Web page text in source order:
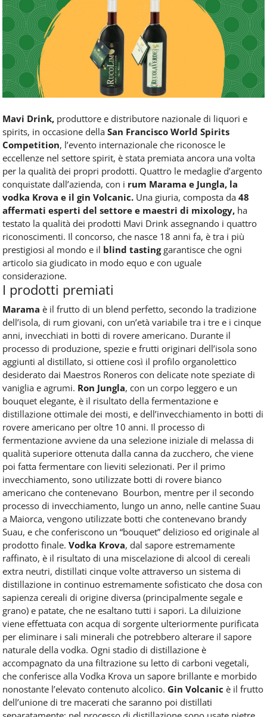
Service
e
tutte
le
novità
del
comparto
Mavi Drink, produttore e distributore nazionale di liquori e
spirits, in occasione della San Francisco World Spirits
Competition, l’evento internazionale che riconosce le
eccellenze nel settore spirit, è stata premiata ancora una volta
per la qualità dei propri prodotti. Quattro le medaglie d’argento
conquistate dall’azienda, con i rum Marama e Jungla, la
vodka Krova e il gin Volcanic. Una giuria, composta da 48
affermati esperti del settore e maestri di mixology, ha
testato la qualità dei prodotti Mavi Drink assegnando i quattro
riconoscimenti. Il concorso, che nasce 18 anni fa, è tra i più
prestigiosi al mondo e il blind tastinggarantisce che ogni
articolo sia giudicato in modo equo e con uguale
considerazione.
I prodotti premiati
Marama è il frutto di un blend perfetto, secondo la tradizione
dell’isola, di rum giovani, con un’età variabile tra i tre e i cinque
anni, invecchiati in botti di rovere americano. Durante il
processo di produzione, spezie e frutti originari dell’isola sono
aggiunti al distillato, si ottiene così il profilo organolettico
desiderato dai Maestros Roneros con delicate note speziate di
vaniglia e agrumi. Ron Jungla, con un corpo leggero e un
bouquet elegante, è il risultato della fermentazione e
distillazione ottimale dei mosti, e dell’invecchiamento in botti di
rovere americano per oltre 10 anni. Il processo di
fermentazione avviene da una selezione iniziale di melassa di
qualità superiore ottenuta dalla canna da zucchero, che viene
poi fatta fermentare con lieviti selezionati. Per il primo
invecchiamento, sono utilizzate botti di rovere bianco
americano che contenevano Bourbon, mentre per il secondo
processo di invecchiamento, lungo un anno, nelle cantine Suau
a Maiorca, vengono utilizzate botti che contenevano brandy
Suau, e che conferiscono un “bouquet” delizioso ed originale al
prodotto finale. Vodka Krova, dal sapore estremamente
raffinato, è il risultato di una miscelazione di alcool di cereali
extra neutri, distillati cinque volte attraverso un sistema di
distillazione in continuo estremamente sofisticato che dosa con
sapienza cereali di origine diversa (principalmente segale e
grano) e patate, che ne esaltano tutti i sapori. La diluizione
viene effettuata con acqua di sorgente ulteriormente purificata
per eliminare i sali minerali che potrebbero alterare il sapore
naturale della vodka. Ogni stadio di distillazione è
accompagnato da una filtrazione su letto di carboni vegetali,
che conferisce alla Vodka Krova un sapore brillante e morbido
nonostante l’elevato contenuto alcolico. Gin Volcanic è il frutto
dell’unione di tre macerati che saranno poi distillati